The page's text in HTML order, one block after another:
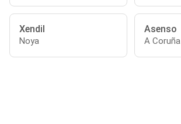
Xendil
Noya
Asenso
A Coruña